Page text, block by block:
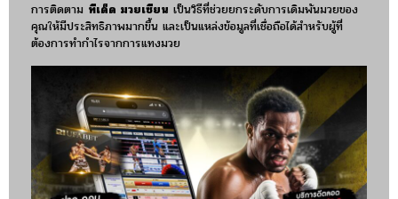
การติดตาม ทีเด็ด มวยเซียน เป็นวิธีที่ช่วยยกระดับการเดิมพันมวยของ
คุณให้มีประสิทธิภาพมากขึ้น และเป็นแหล่งข้อมูลที่เชื่อถือได้สำหรับผู้ที่
ต้องการทำกำไรจากการแทงมวย